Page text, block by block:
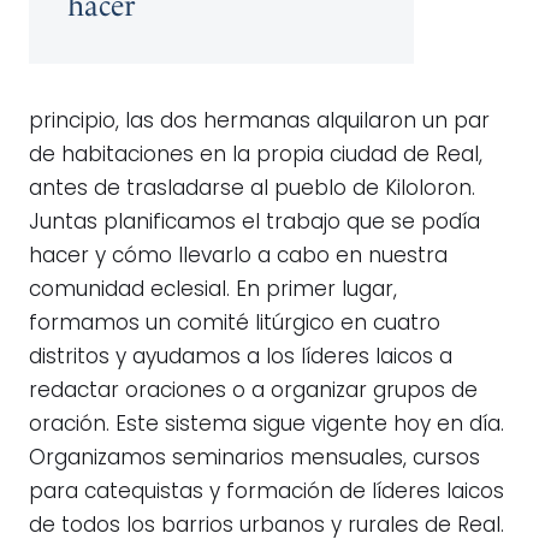
principio, las dos hermanas alquilaron un par
de habitaciones en la propia ciudad de Real,
antes de trasladarse al pueblo de Kiloloron.
Juntas planificamos el trabajo que se podía
hacer y cómo llevarlo a cabo en nuestra
comunidad eclesial. En primer lugar,
formamos un comité litúrgico en cuatro
distritos y ayudamos a los líderes laicos a
redactar oraciones o a organizar grupos de
oración. Este sistema sigue vigente hoy en día.
Organizamos seminarios mensuales, cursos
para catequistas y formación de líderes laicos
de todos los barrios urbanos y rurales de Real.